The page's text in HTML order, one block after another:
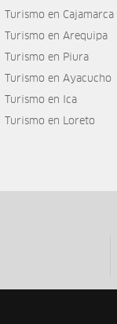
Turismo en Cajamarca
Turismo en Arequipa
Turismo en Piura
Turismo en Ayacucho
Turismo en Ica
Turismo en Loreto